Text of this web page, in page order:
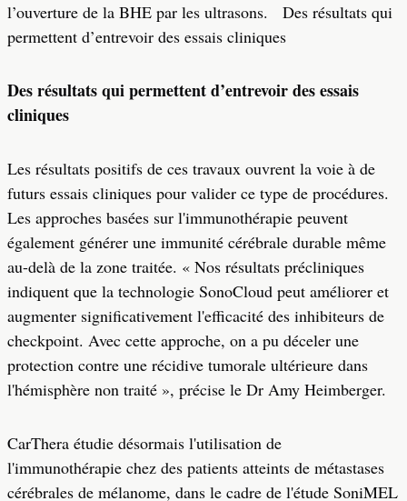
l’ouverture de la BHE par les ultrasons. Des résultats qui
permettent d’entrevoir des essais cliniques
Des résultats qui permettent d’entrevoir des essais
cliniques
Les résultats positifs de ces travaux ouvrent la voie à de
futurs essais cliniques pour valider ce type de procédures.
Les approches basées sur l'immunothérapie peuvent
également générer une immunité cérébrale durable même
au-delà de la zone traitée. « Nos résultats précliniques
indiquent que la technologie SonoCloud peut améliorer et
augmenter significativement l'efficacité des inhibiteurs de
checkpoint. Avec cette approche, on a pu déceler une
protection contre une récidive tumorale ultérieure dans
l'hémisphère non traité », précise le Dr Amy Heimberger.
CarThera étudie désormais l'utilisation de
l'immunothérapie chez des patients atteints de métastases
cérébrales de mélanome, dans le cadre de l'étude SoniMEL